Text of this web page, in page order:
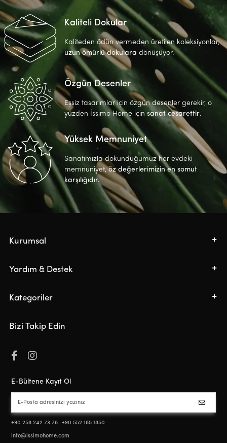
Kaliteli Dokular
Kaliteden ödün vermeden üretilen koleksiyonlar,
uzun ömürlü dokulara dönüşüyor.
Özgün Desenler
Eşsiz tasarımlar için özgün desenler gerekir, o
yüzden İssimo Home içinsanat cesarettir.
Yüksek Memnuniyet
Sanatımızla dokunduğumuz her evdeki
memnuniyet, öz değerlerimizin en somut
karşılığıdır.
Kurumsal
Yardım & Destek
Kategoriler
Bizi Takip Edin
E-Bültene Kayıt Ol
+90 258 242 73 78 +90 552 185 1850
info@issimohome.com